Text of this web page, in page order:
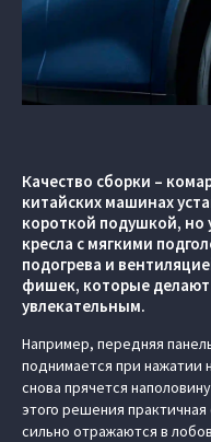
Качество сборки –
китайских машинах
короткой подушкой, но
кресла с мягкими
подогрева и
фишек, которые
увлекательным.
Например, передняя
поднимается при нажатии
снова прячется
этого решения
сильно отражаются в